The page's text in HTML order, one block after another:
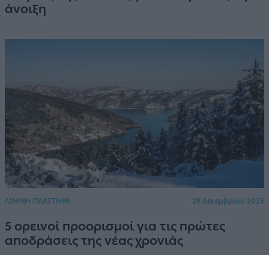
άνοιξη
ΛΙΜΝΗ ΠΛΑΣΤΗΡΑ 29 Δεκεμβρίου 2025
5 ορεινοί προορισμοί για τις πρώτες
αποδράσεις της νέας χρονιάς